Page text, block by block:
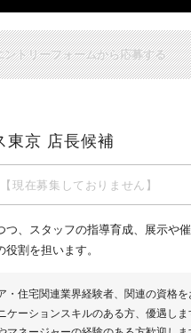
ントリーフォームから応募する
東京 店長候補
【現在募集しておりません】
つ、スタッフの指導育成、展示や
割を担います。
・住宅関連業界経験者、関連の資格
ケーションスキルのある方、優遇しま